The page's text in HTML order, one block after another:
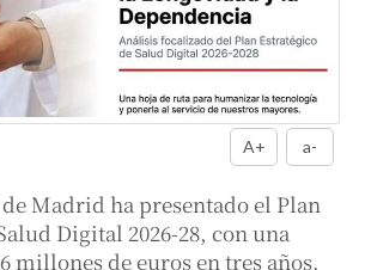
A+ a-
Madrid ha presentado el Plan
Digital 2026-28, con una
millones de euros en tres años.